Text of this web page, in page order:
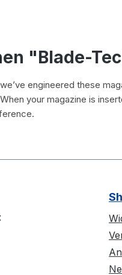
"Blade-
engineered these
your magazine is